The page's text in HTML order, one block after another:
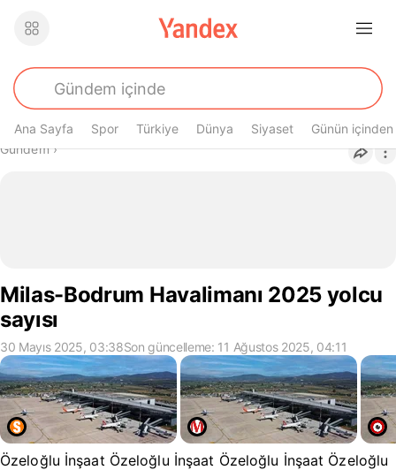
Ana Sayfa Spor Türkiye Dünya Siyaset Günün içinden
Buradasın
Gündem›
Milas-Bodrum Havalimanı 2025 yolcu
sayısı
30 Mayıs 2025, 03:38Son güncelleme: 11 Ağustos 2025, 04:11
Özeloğlu İnşaat Özeloğlu İnşaat Özeloğlu İnşaat Özeloğlu